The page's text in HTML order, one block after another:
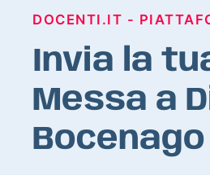
DOCENTI.IT -
Invia la
Messa a
Bocenago